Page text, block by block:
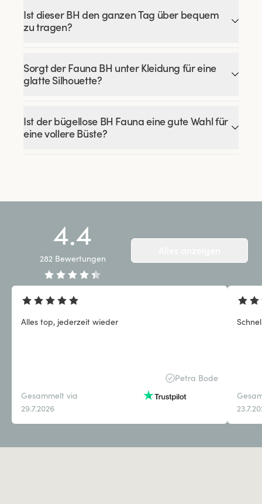
Ist dieser BH den ganzen Tag über bequem
zu tragen?
Sorgt der Fauna BH unter Kleidung für eine
glatte Silhouette?
Ist der bügellose BH Fauna eine gute Wahl für
eine vollere Büste?
4.4
282 Bewertungen
Alles top, jederzeit wieder
Petra Bode
Gesammelt via
29.7.2026